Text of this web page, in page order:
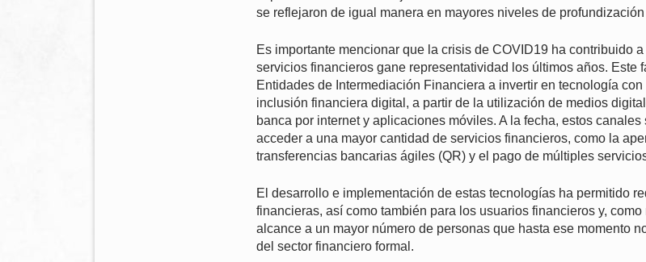
se reflejaron de igual manera en mayores niveles de
Es importante mencionar que la crisis de COVID19 ha contribuido
servicios financieros gane representatividad los últimos años. Este
Entidades de Intermediación Financiera a invertir en tecnología
inclusión financiera digital, a partir de la utilización de medios
banca por internet y aplicaciones móviles. A la fecha, estos
acceder a una mayor cantidad de servicios financieros, como la
transferencias bancarias ágiles (QR) y el pago de múltiples
El desarrollo e implementación de estas tecnologías ha permitido
financieras, así como también para los usuarios financieros y,
alcance a un mayor número de personas que hasta ese momento
del sector financiero formal.